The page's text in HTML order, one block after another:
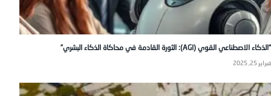
“الذكاء الاصطناعي القوي (AGI): الثورة القادمة في محاكاة الذكاء البشري”
فبراير 25, 2025